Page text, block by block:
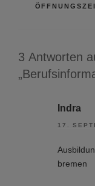
3 Antworten
Indra
17.
bremen